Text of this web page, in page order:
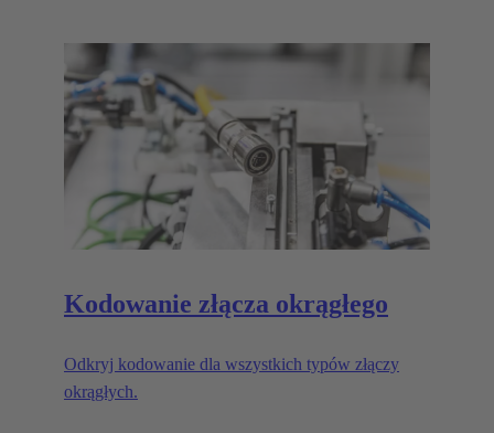
Kodowanie złącza okrągłego
Odkryj kodowanie dla wszystkich typów złączy
okrągłych.